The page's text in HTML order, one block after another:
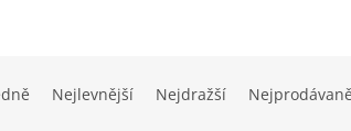
Nejlevnější Nejdražší